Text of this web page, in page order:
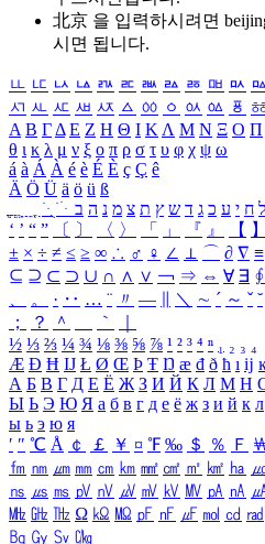
北京 을 입력하시려면
시면 됩니다.
ㅥ ㅦ ㅧ ㅨ ㅩ ㅪ ㅫ ㅬ ㅭ ㅮ ㅯ ㅰ
ㅺ ㅻ ㅼ ㅽ ㅾ ㅿ ㆀ ㆁ ㆂ ㆃ ㆄ
Α Β ΓΔ Ε Ζ Η Θ Ι ΚΛ Μ Ν Ξ Ο Π
θ ι κ λ μ ν ξ ο π ρ σ τ υ φ χ ψ ω
á à Á À é è É È ç Ç ê
Ä Ö Ü ä ö ü ß
ִֶֹ ֻּ ׁׂ ל ח י ע כ ג ד ש ץ ת צ מ נ ה ב
‘ ’ “ ” 〔 〕 〈 〉 「 」 『 』 【 】
± × ÷ ≠ ≤ ≥ ∞ ∴ ♂ ♀ ∠ ⊥ ⌒ ∂ ∇ ≡
⊆ ⊇ ⊂ ⊃ ∪ ∩ ∧ ∨ ￢ ⇒ ⇔ ∀ ∃ ∮
、
。 · ‥ … ¨ 〃 ― ＼ ∼ ´ ～ ˇ ˘
；
？ ＾ ｀
½ ⅓ ⅔ ¼ ¾ ⅛ ⅜ ⅝ ⅞ ¹ ² ³ ⁴ ⁿ ₁ ₂ ₃ ₄
Æ Ð Ħ Ĳ Ł Ø Œ Þ Ŧ Ŋ æ đ ð ħ ı ĳ
А Б В Г Д Е Ё Ж З И Й К Л М Н
Ы Ь Э Ю Я а б в г д е ё ж з и й к л
ы ь э ю я
′ ″ ℃ Å ￠ ￡ ￥ ¤ ℉ ‰ ＄ ％ Ｆ
㎙ ㎚ ㎛ ㎜ ㎝ ㎞ ㎟ ㎠ ㎡ ㎢ ㏊
㎱ ㎲ ㎳ ㎴ ㎵ ㎶ ㎷ ㎸ ㎹ ㎀ ㎁
㎒ ㎓ ㎔ Ω ㏀ ㏁ ㎊ ㎋ ㎌ ㏖ ㏅ ㎭
㏃ ㏉ ㏜ ㏆